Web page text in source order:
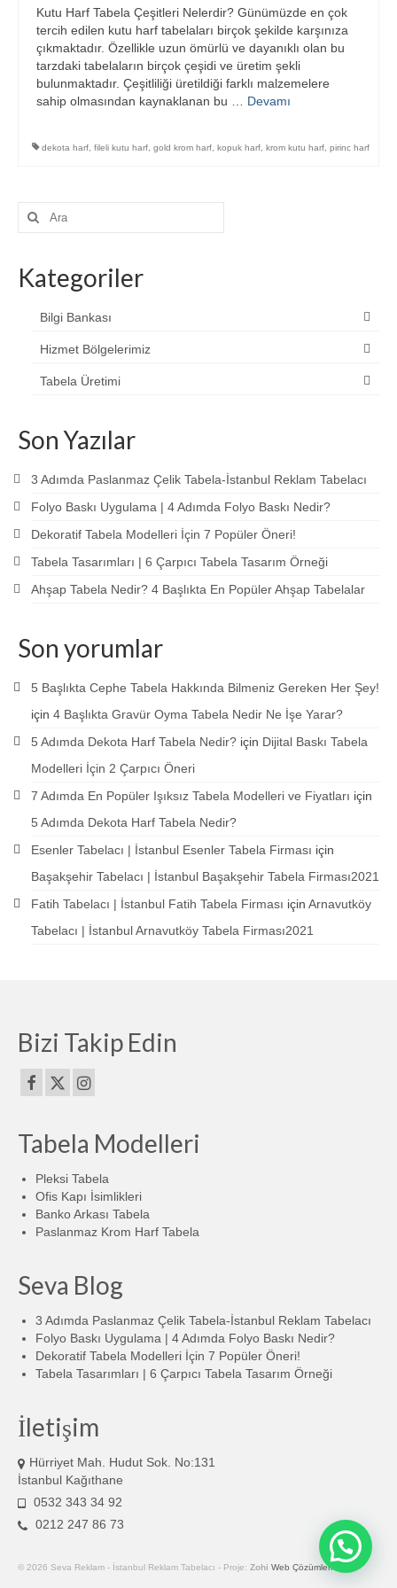
Blog
Bilgi Bankası
Tabela Üretimi
Kutu Harf Tabela Çeşitleri Nelerdir? Günümüzde en çok
tercih edilen kutu harf tabelaları birçok şekilde karşınıza
çıkmaktadır. Özellikle uzun ömürlü ve dayanıklı olan bu
tarzdaki tabelaların birçok çeşidi ve üretim şekli
bulunmaktadır. Çeşitliliği üretildiği farklı malzemelere
sahip olmasından kaynaklanan bu … Devamı
dekota harf fileli kutu harf gold krom harf kopuk harf krom kutu harf pirinc harf
Şunu
ara:
Kategoriler
Bilgi Bankası
Hizmet Bölgelerimiz
Tabela Üretimi
Son Yazılar
3 Adımda Paslanmaz Çelik Tabela-İstanbul Reklam Tabelacı
Folyo Baskı Uygulama | 4 Adımda Folyo Baskı Nedir?
Dekoratif Tabela Modelleri İçin 7 Popüler Öneri!
Tabela Tasarımları | 6 Çarpıcı Tabela Tasarım Örneği
Ahşap Tabela Nedir? 4 Başlıkta En Popüler Ahşap Tabelalar
Son yorumlar
5 Başlıkta Cephe Tabela Hakkında Bilmeniz Gereken Her Şey!
için 4 Başlıkta Gravür Oyma Tabela Nedir Ne İşe Yarar?
5 Adımda Dekota Harf Tabela Nedir? için Dijital Baskı Tabela
Modelleri İçin 2 Çarpıcı Öneri
7 Adımda En Popüler Işıksız Tabela Modelleri ve Fiyatları için
5 Adımda Dekota Harf Tabela Nedir?
Esenler Tabelacı | İstanbul Esenler Tabela Firması için
Başakşehir Tabelacı | İstanbul Başakşehir Tabela Firması2021
Fatih Tabelacı | İstanbul Fatih Tabela Firması için Arnavutköy
Tabelacı | İstanbul Arnavutköy Tabela Firması2021
Bizi Takip Edin
Tabela Modelleri
Pleksi Tabela
Ofis Kapı İsimlikleri
Banko Arkası Tabela
Paslanmaz Krom Harf Tabela
Seva Blog
3 Adımda Paslanmaz Çelik Tabela-İstanbul Reklam Tabelacı
Folyo Baskı Uygulama | 4 Adımda Folyo Baskı Nedir?
Dekoratif Tabela Modelleri İçin 7 Popüler Öneri!
Tabela Tasarımları | 6 Çarpıcı Tabela Tasarım Örneği
İletişim
Hürriyet Mah. Hudut Sok. No:131
İstanbul Kağıthane
0532 343 34 92
0212 247 86 73
© 2026 Seva Reklam - İstanbul Reklam Tabelacı - Proje: Zohi Web Çözümleri